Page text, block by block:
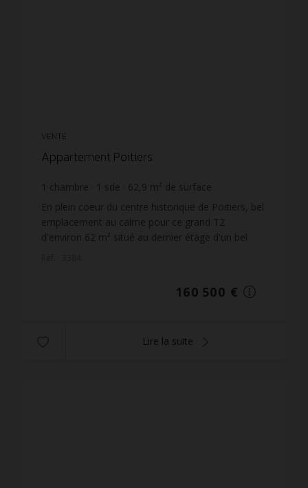
VENTE
Appartement Poitiers
1 chambre 1 sde 62,9 m² de surface
205
m² de terrain 2 551,67 € prix / m²
En plein coeur du centre historique de Poitiers, bel
emplacement au calme pour ce grand T2
d'environ 62 m² situé au dernier étage d'un bel
160 500 €
Lire la suite